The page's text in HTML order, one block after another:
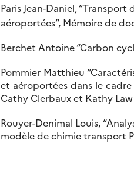
Paris Jean-Daniel,
aéroportées”, Mémoire de
Berchet Antoine “Carbon
Pommier Matthieu
et aéroportées dans le
Cathy Clerbaux et Kathy Law
Rouyer-Denimal Louis,
modèle de chimie transport